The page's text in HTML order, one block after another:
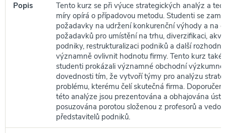
Popis
Tento kurz se při výuce strategických analýz a
míry opírá o případovou metodu. Studenti se
požadavky na udržení konkurenční výhody a na
požadavků pro umístění na trhu, diverzifikaci,
podniky, restrukturalizaci podniků a další
významně ovlivnit hodnotu firmy. Tento kurz také
studenti prokázali významné obchodní
dovednosti tím, že vytvoří týmy pro analýzu
problému, kterému čelí skutečná firma.
této analýze jsou prezentována a obhajována
posuzována porotou složenou z profesorů a
představitelů podniků.